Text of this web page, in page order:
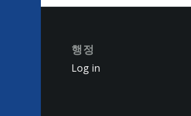
행정
Log in